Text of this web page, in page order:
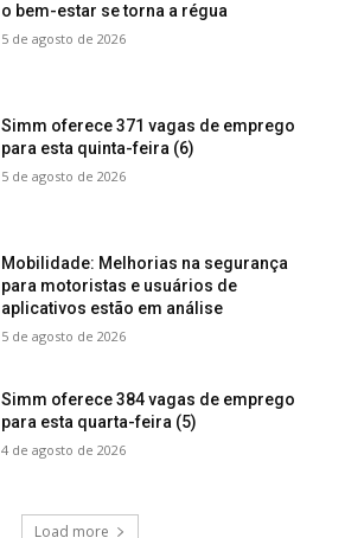
o bem-estar se torna a régua
5 de agosto de 2026
Simm oferece 371 vagas de emprego
para esta quinta-feira (6)
5 de agosto de 2026
Mobilidade: Melhorias na segurança
para motoristas e usuários de
aplicativos estão em análise
5 de agosto de 2026
Simm oferece 384 vagas de emprego
para esta quarta-feira (5)
4 de agosto de 2026
Load more